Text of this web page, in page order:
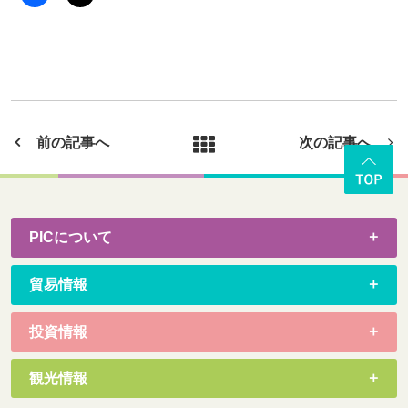
前の記事へ 次の記事へ
PICについて
貿易情報
投資情報
観光情報